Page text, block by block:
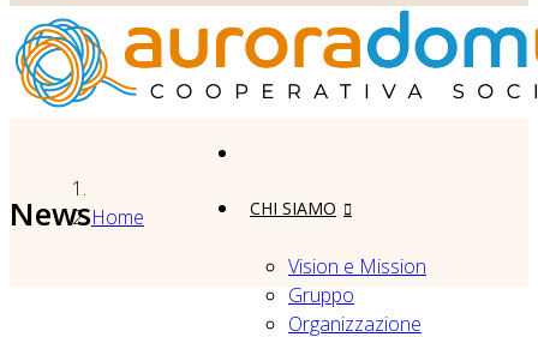
CHI SIAMO
Vision e Mission
Gruppo
Organizzazione
NewsHome